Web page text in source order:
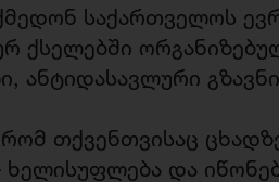
საქართველოს
ქსელებში
ანტიდასავლური
თქვენთვისაც
ხელისუფლება და